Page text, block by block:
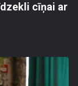
cīņai ar